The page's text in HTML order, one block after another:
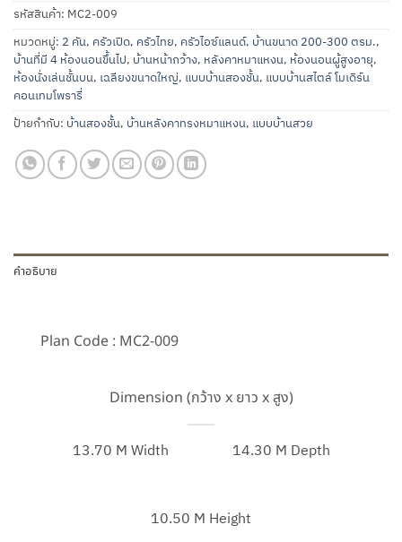
รหัสสินค้า: MC2-009
หมวดหมู่: 2 คัน, ครัวเปิด, ครัวไทย, ครัวไอซ์แลนด์, บ้านขนาด 200-300 ตรม.,
บ้านที่มี 4 ห้องนอนขึ้นไป, บ้านหน้ากว้าง, หลังคาหมาแหงน, ห้องนอนผู้สูงอายุ,
ห้องนั่งเล่นชั้นบน, เฉลียงขนาดใหญ่, แบบบ้านสองชั้น, แบบบ้านสไตล์ โมเดิร์น
คอนเทมโพรารี่
ป้ายกำกับ: บ้านสองชั้น, บ้านหลังคาทรงหมาแหงน, แบบบ้านสวย
คำอธิบาย
Plan Code : MC2-009
Dimension (กว้าง x ยาว x สูง)
13.70 M Width 14.30 M Depth
10.50 M Height